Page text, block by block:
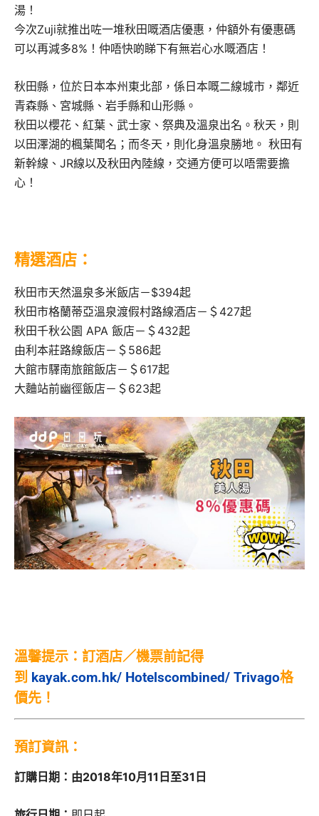
湯！
今次Zuji就推出咗一堆秋田嘅酒店優惠，仲額外有優惠碼
可以再減多8%！仲唔快啲睇下有無岩心水嘅酒店！
秋田縣，位於日本本州東北部，係日本嘅二線城市，鄰近
青森縣、宮城縣、岩手縣和山形縣。
秋田以櫻花、紅葉、武士家、祭典及溫泉出名。秋天，則
以田澤湖的楓葉聞名；而冬天，則化身溫泉勝地。 秋田有
新幹線、JR線以及秋田內陸線，交通方便可以唔需要擔
心！
精選酒店：
秋田市天然溫泉多米飯店－$394起
秋田市格蘭蒂亞溫泉渡假村路線酒店－＄427起
秋田千秋公園 APA 飯店－＄432起
由利本莊路線飯店－＄586起
大館市驛南旅館飯店－＄617起
大麯站前幽徑飯店－＄623起
溫馨提示：訂酒店／機票前記得
到 kayak.com.hk/ Hotelscombined/ Trivago格
價先！
預訂資訊：
訂購日期：由2018年10月11日至31日